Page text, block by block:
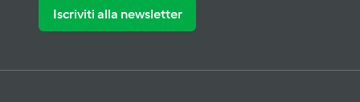
Iscriviti alla newsletter